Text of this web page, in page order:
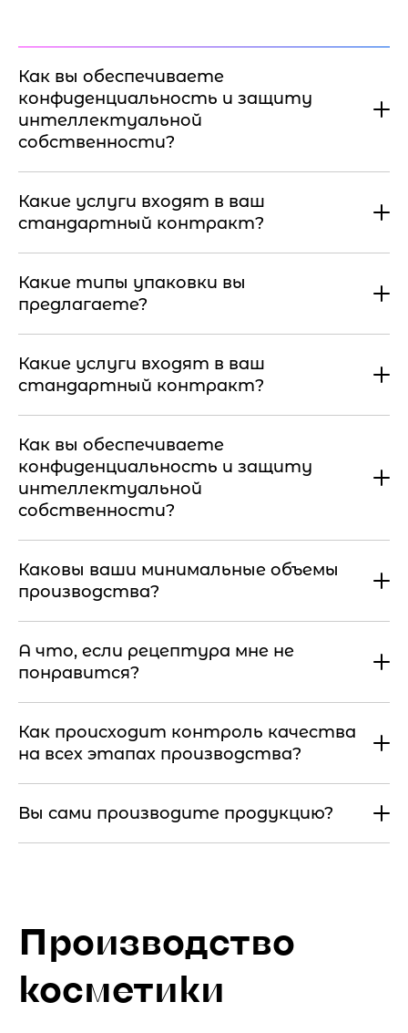
Как вы обеспечиваете
конфиденциальность и защиту
интеллектуальной
собственности?
Какие услуги входят в ваш
стандартный контракт?
Какие типы упаковки вы
предлагаете?
Какие услуги входят в ваш
стандартный контракт?
Как вы обеспечиваете
конфиденциальность и защиту
интеллектуальной
собственности?
Каковы ваши минимальные объемы
производства?
А что, если рецептура мне не
понравится?
Как происходит контроль качества
на всех этапах производства?
Вы сами производите продукцию?
Производство
косметики